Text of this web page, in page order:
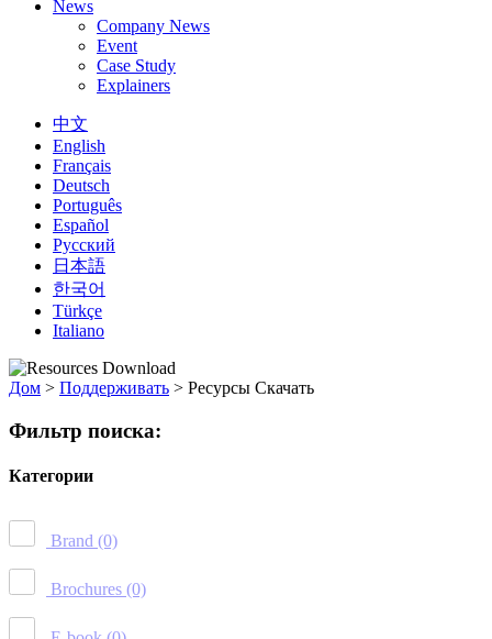
News
Company News
Event
Case Study
Explainers
中文
English
Français
Deutsch
Português
Español
Русский
日本語
한국어
Türkçe
Italiano
Дом > Поддерживать > Ресурсы Скачать
Фильтр поиска:
Категории
Brand (0)
Brochures (0)